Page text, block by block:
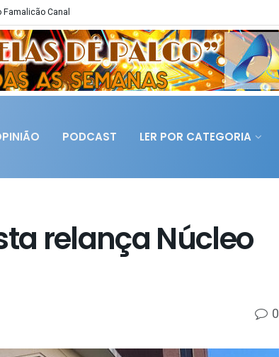
Canal
PODCAST LER POR CATEGORIA
relança Núcleo
0